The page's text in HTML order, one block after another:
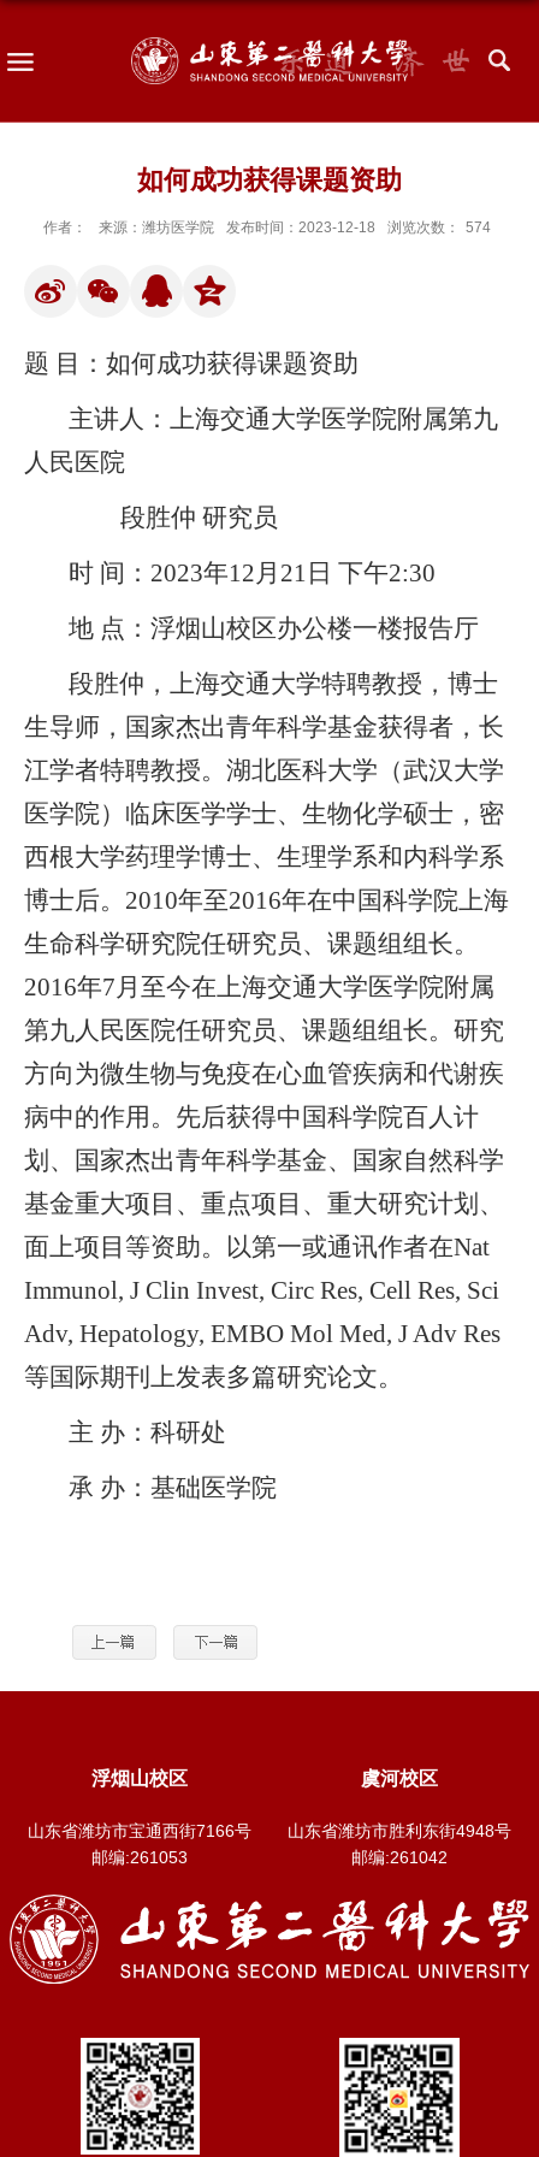
如何成功获得课题资助
作者： 来源：潍坊医学院 发布时间：2023-12-18 浏览次数： 574
题 目：如何成功获得课题资助
主讲人：上海交通大学医学院附属第九
人民医院
段胜仲 研究员
时 间：2023年12月21日 下午2:30
地 点：浮烟山校区办公楼一楼报告厅
段胜仲，上海交通大学特聘教授，博士
生导师，国家杰出青年科学基金获得者，长
江学者特聘教授。湖北医科大学（武汉大学
医学院）临床医学学士、生物化学硕士，密
西根大学药理学博士、生理学系和内科学系
博士后。2010年至2016年在中国科学院上海
生命科学研究院任研究员、课题组组长。
2016年7月至今在上海交通大学医学院附属
第九人民医院任研究员、课题组组长。研究
方向为微生物与免疫在心血管疾病和代谢疾
病中的作用。先后获得中国科学院百人计
划、国家杰出青年科学基金、国家自然科学
基金重大项目、重点项目、重大研究计划、
面上项目等资助。以第一或通讯作者在Nat
Immunol, J Clin Invest, Circ Res, Cell Res, Sci
Adv, Hepatology, EMBO Mol Med, J Adv Res
等国际期刊上发表多篇研究论文。
主 办：科研处
承 办：基础医学院
浮烟山校区
山东省潍坊市宝通西街7166号
邮编:261053
虞河校区
山东省潍坊市胜利东街4948号
邮编:261042